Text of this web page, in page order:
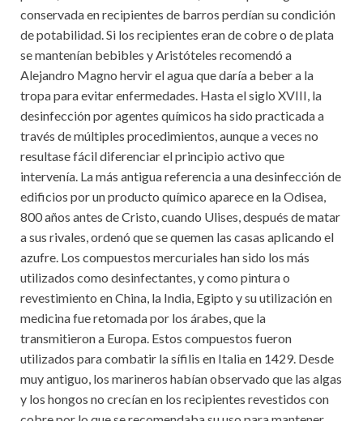
conservada en recipientes de barros perdían su condición
de potabilidad. Si los recipientes eran de cobre o de plata
se mantenían bebibles y Aristóteles recomendó a
Alejandro Magno hervir el agua que daría a beber a la
tropa para evitar enfermedades. Hasta el siglo XVIII, la
desinfección por agentes químicos ha sido practicada a
través de múltiples procedimientos, aunque a veces no
resultase fácil diferenciar el principio activo que
intervenía. La más antigua referencia a una desinfección de
edificios por un producto químico aparece en la Odisea,
800 años antes de Cristo, cuando Ulises, después de matar
a sus rivales, ordenó que se quemen las casas aplicando el
azufre. Los compuestos mercuriales han sido los más
utilizados como desinfectantes, y como pintura o
revestimiento en China, la India, Egipto y su utilización en
medicina fue retomada por los árabes, que la
transmitieron a Europa. Estos compuestos fueron
utilizados para combatir la sífilis en Italia en 1429. Desde
muy antiguo, los marineros habían observado que las algas
y los hongos no crecían en los recipientes revestidos con